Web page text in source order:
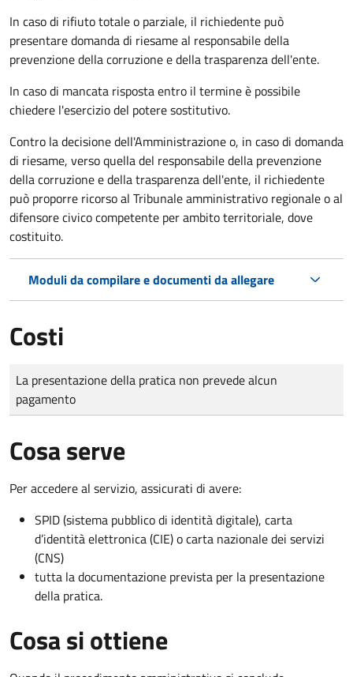
In caso di rifiuto totale o parziale, il richiedente può
presentare domanda di riesame al responsabile della
prevenzione della corruzione e della trasparenza dell'ente.
In caso di mancata risposta entro il termine è possibile
chiedere l'esercizio del potere sostitutivo.
Contro la decisione dell'Amministrazione o, in caso di domanda
di riesame, verso quella del responsabile della prevenzione
della corruzione e della trasparenza dell'ente, il richiedente
può proporre ricorso al Tribunale amministrativo regionale o al
difensore civico competente per ambito territoriale, dove
costituito.
Moduli da compilare e documenti da allegare
Costi
Tipo di pagamento
Importo
La presentazione della pratica non prevede alcun
pagamento
Cosa serve
Per accedere al servizio, assicurati di avere:
SPID (sistema pubblico di identità digitale), carta
d’identità elettronica (CIE) o carta nazionale dei servizi
(CNS)
tutta la documentazione prevista per la presentazione
della pratica.
Cosa si ottiene